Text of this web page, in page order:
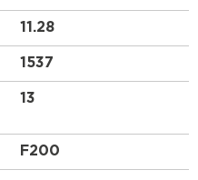
11.28
1537
13
F200